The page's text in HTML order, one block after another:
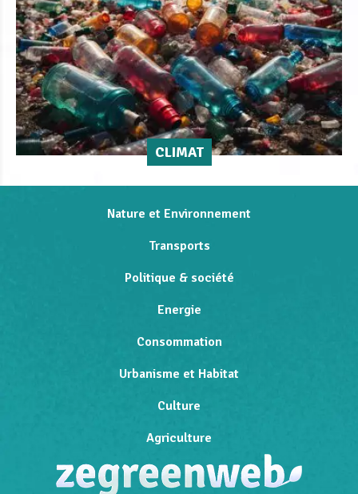
CLIMAT
Nature et Environnement
Transports
Politique & société
Energie
Consommation
Urbanisme et Habitat
Culture
Agriculture